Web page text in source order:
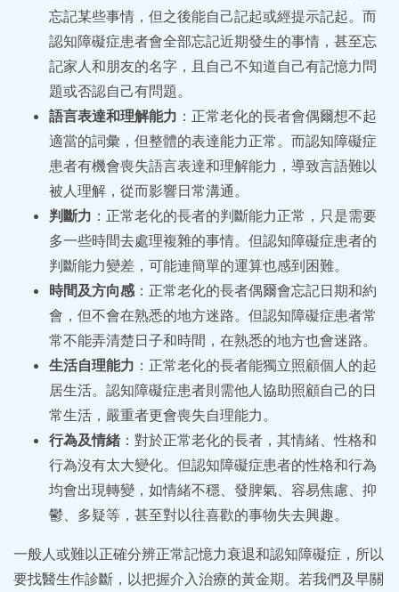
忘記某些事情，但之後能自己記起或經提示記起。而
認知障礙症患者會全部忘記近期發生的事情，甚至忘
記家人和朋友的名字，且自己不知道自己有記憶力問
題或否認自己有問題。
語言表達和理解能力 ：正常老化的長者會偶爾想不起
適當的詞彙，但整體的表達能力正常。而認知障礙症
患者有機會喪失語言表達和理解能力，導致言語難以
被人理解，從而影響日常溝通。
判斷力 ：正常老化的長者的判斷能力正常，只是需要
多一些時間去處理複雜的事情。但認知障礙症患者的
判斷能力變差，可能連簡單的運算也感到困難。
時間及方向感 ：正常老化的長者偶爾會忘記日期和約
會，但不會在熟悉的地方迷路。但認知障礙症患者常
常不能弄清楚日子和時間，在熟悉的地方也會迷路。
生活自理能力 ：正常老化的長者能獨立照顧個人的起
居生活。認知障礙症患者則需他人協助照顧自己的日
常生活，嚴重者更會喪失自理能力。
行為及情緒 ：對於正常老化的長者，其情緒、性格和
行為沒有太大變化。但認知障礙症患者的性格和行為
均會出現轉變，如情緒不穩、發脾氣、容易焦慮、抑
鬱、多疑等，甚至對以往喜歡的事物失去興趣。
一般人或難以正確分辨正常記憶力衰退和認知障礙症，所以
要找醫生作診斷，以把握介入治療的黃金期。若我們及早關